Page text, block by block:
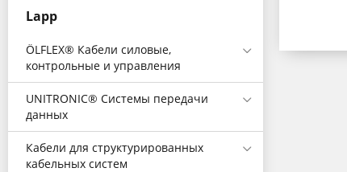
Lapp
ÖLFLEX® Кабели силовые,
контрольные и управления
UNITRONIC® Системы передачи
данных
Кабели для структурированных
кабельных систем